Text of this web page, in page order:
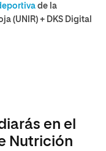
de la
(UNIR) + DKS Digital
en el
Nutrición